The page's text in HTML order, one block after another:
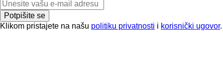
Potpišite se
Klikom pristajete na našu politiku privatnosti i korisnički ugovor.